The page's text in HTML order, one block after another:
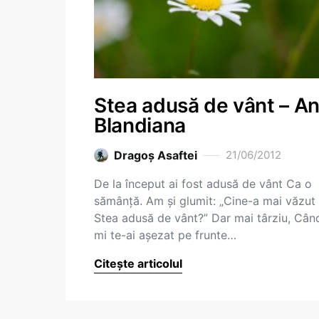
Stea adusă de vânt –
Blandiana
Dragoş Asaftei 21/06/2012
De la început ai fost adusă de vânt Ca o
sămânţă. Am şi glumit: „Cine-a mai văzut
Stea adusă de vânt?” Dar mai târziu,
mi te-ai aşezat pe frunte…
Citește articolul